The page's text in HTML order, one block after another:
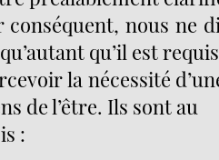
conséquent, nous ne
qu’il est requis
la nécessité
de l’être. Ils sont au
: